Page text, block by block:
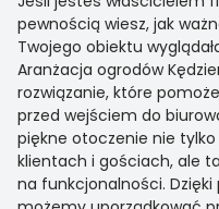
pewnością wiesz, jak
Twojego obiektu
Aranżacja ogrodów
rozwiązanie, które
przed wejściem do
piękne otoczenie nie
klientach i gościach, ale
na funkcjonalności.